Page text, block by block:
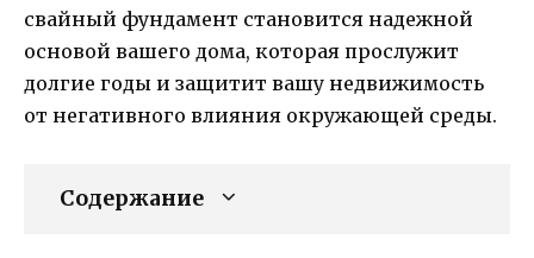
свайный фундамент становится надежной
основой вашего дома, которая прослужит
долгие годы и защитит вашу недвижимость
от негативного влияния окружающей среды.
Содержание